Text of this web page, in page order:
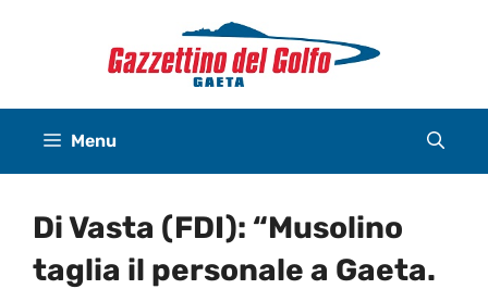
Menu
Di Vasta (FDI): “Musolino
taglia il personale a Gaeta.